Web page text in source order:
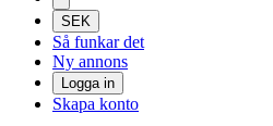
SEK
Så funkar det
Ny annons
Logga in
Skapa konto